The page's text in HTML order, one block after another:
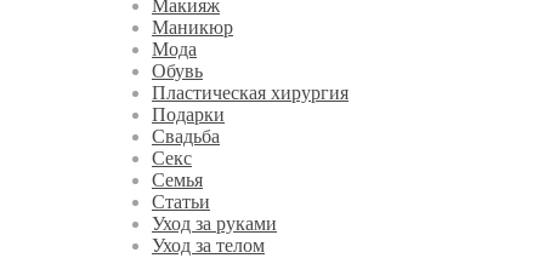
Макияж
Маникюр
Мода
Обувь
Пластическая хирургия
Подарки
Свадьба
Секс
Семья
Статьи
Уход за руками
Уход за телом